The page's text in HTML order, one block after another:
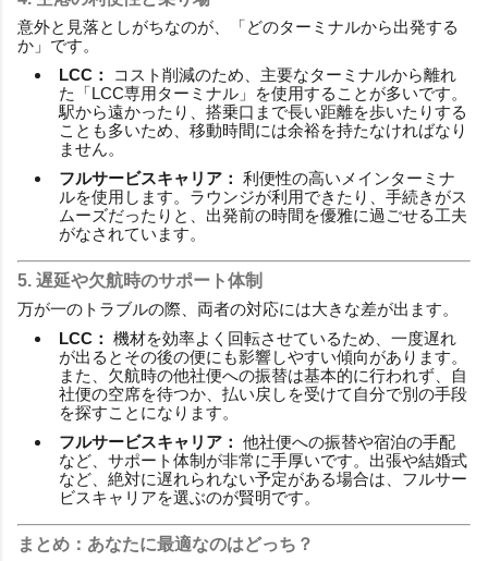
意外と見落としがちなのが、「どのターミナルから出発する
か」です。
LCC：
コスト削減のため、主要なターミナルから離れ
た「LCC専用ターミナル」を使用することが多いです。
駅から遠かったり、搭乗口まで長い距離を歩いたりする
ことも多いため、移動時間には余裕を持たなければなり
ません。
フルサービスキャリア： 利便性の高いメインターミナ
ルを使用します。ラウンジが利用できたり、手続きがス
ムーズだったりと、出発前の時間を優雅に過ごせる工夫
がなされています。
5. 遅延や欠航時のサポート体制
万が一のトラブルの際、両者の対応には大きな差が出ます。
LCC： 機材を効率よく回転させているため、一度遅れ
が出るとその後の便にも影響しやすい傾向があります。
また、欠航時の他社便への振替は基本的に行われず、自
社便の空席を待つか、払い戻しを受けて自分で別の手段
を探すことになります。
フルサービスキャリア： 他社便への振替や宿泊の手配
など、サポート体制が非常に手厚いです。出張や結婚式
など、絶対に遅れられない予定がある場合は、フルサー
ビスキャリアを選ぶのが賢明です。
まとめ：あなたに最適なのはどっち？